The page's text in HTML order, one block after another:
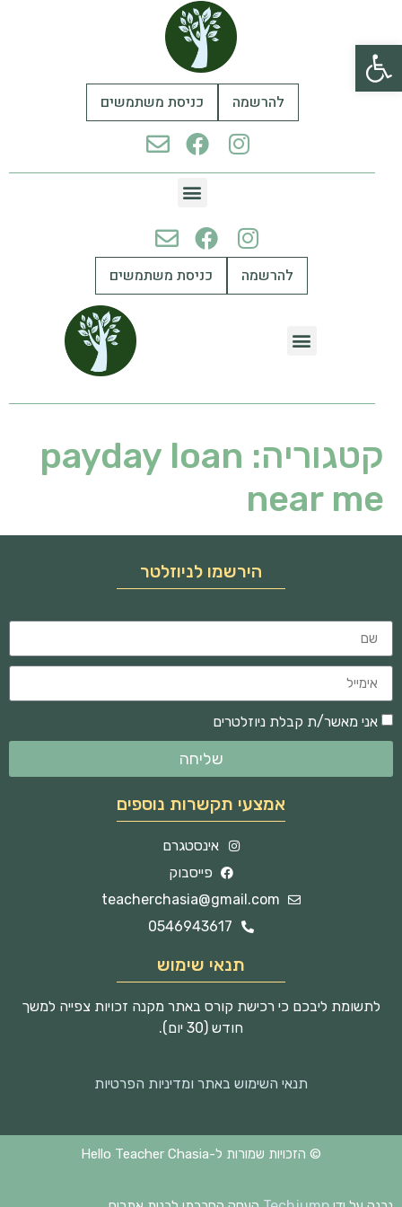
פתח סרגל נגישות
להרשמה כניסת משתמשים
להרשמה כניסת משתמשים
קטגוריה: payday loan
near me
הירשמו לניוזלטר
אני מאשר/ת קבלת ניוזלטרים
שליחה
אמצעי תקשרות נוספים
אינסטגרם
פייסבוק
teacherchasia@gmail.com
0546943617
תנאי שימוש
לתשומת ליבכם כי רכישת קורס באתר מקנה זכויות צפייה למשך
חודש (30 יום).
תנאי השימוש באתר ומדיניות הפרטיות
© הזכויות שמורות ל-Hello Teacher Chasia